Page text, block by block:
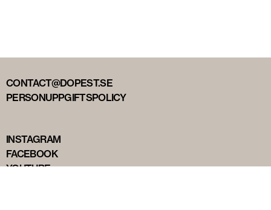
CONTACT@DOPEST.SE
PERSONUPPGIFTSPOLICY
INSTAGRAM
FACEBOOK
YOUTUBE